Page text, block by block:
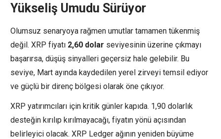
Yükseliş Umudu Sürüyor
Olumsuz senaryoya rağmen umutlar tamamen tükenmiş
değil. XRP fiyatı 2,60 dolar seviyesinin üzerine çıkmayı
başarırsa, düşüş sinyalleri geçersiz hale gelebilir. Bu
seviye, Mart ayında kaydedilen yerel zirveyi temsil ediyor
ve güçlü bir direnç bölgesi olarak öne çıkıyor.
XRP yatırımcıları için kritik günler kapıda. 1,90 dolarlık
desteğin kırılıp kırılmayacağı, fiyatın yönü açısından
belirleyici olacak. XRP Ledger ağının yeniden büyüme